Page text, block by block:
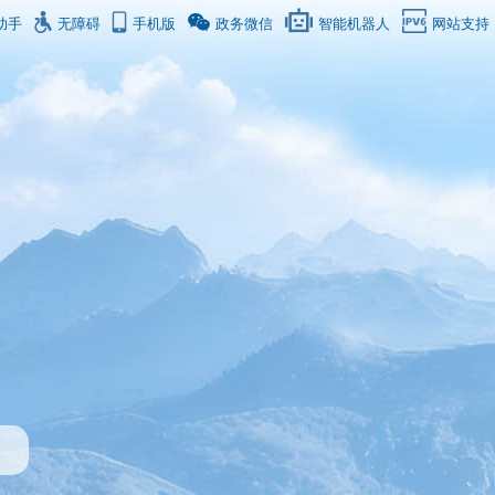
手 无障碍 手机版 政务微信 智能机器人 网站支持